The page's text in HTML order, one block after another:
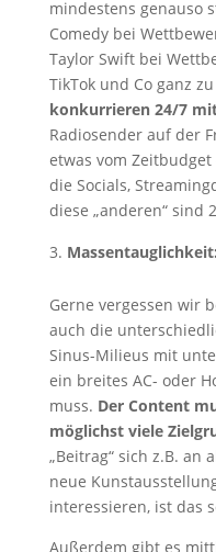
mindestens genauso
Comedy bei
Taylor Swift bei
TikTok und Co ganz
konkurrieren 24/7
Radiosender auf der
etwas vom
die Socials,
diese „anderen“ sind
Massentauglichkeit:
Gerne vergessen wir
auch die
Sinus-Milieus mit
ein breites AC- oder
muss. Der Content
möglichst viele
„Beitrag“ sich z.B. an
neue
interessieren, ist das
Außerdem gibt es